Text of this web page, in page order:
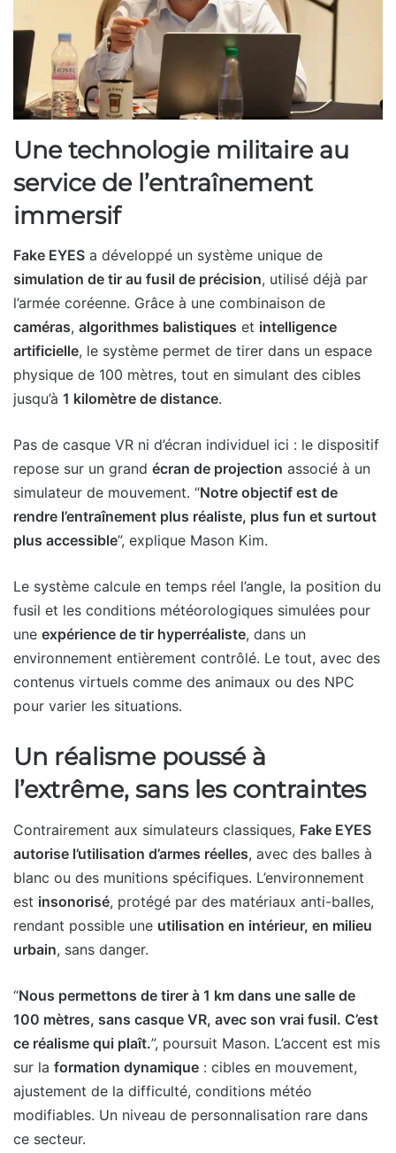
Une technologie militaire au
service de l’entraînement
immersif
Fake EYES a développé un système unique de
simulation de tir au fusil de précision, utilisé déjà par
l’armée coréenne. Grâce à une combinaison de
caméras, algorithmes balistiques et intelligence
artificielle, le système permet de tirer dans un espace
physique de 100 mètres, tout en simulant des cibles
jusqu’à 1 kilomètre de distance.
Pas de casque VR ni d’écran individuel ici : le dispositif
repose sur un grand écran de projection associé à un
simulateur de mouvement. “Notre objectif est de
rendre l’entraînement plus réaliste, plus fun et surtout
plus accessible”, explique Mason Kim.
Le système calcule en temps réel l’angle, la position du
fusil et les conditions météorologiques simulées pour
une expérience de tir hyperréaliste, dans un
environnement entièrement contrôlé. Le tout, avec des
contenus virtuels comme des animaux ou des NPC
pour varier les situations.
Un réalisme poussé à
l’extrême, sans les contraintes
Contrairement aux simulateurs classiques, Fake EYES
autorise l’utilisation d’armes réelles, avec des balles à
blanc ou des munitions spécifiques. L’environnement
est insonorisé, protégé par des matériaux anti-balles,
rendant possible une utilisation en intérieur, en milieu
urbain, sans danger.
“Nous permettons de tirer à 1 km dans une salle de
100 mètres, sans casque VR, avec son vrai fusil. C’est
ce réalisme qui plaît.”, poursuit Mason. L’accent est mis
sur la formation dynamique : cibles en mouvement,
ajustement de la difficulté, conditions météo
modifiables. Un niveau de personnalisation rare dans
ce secteur.